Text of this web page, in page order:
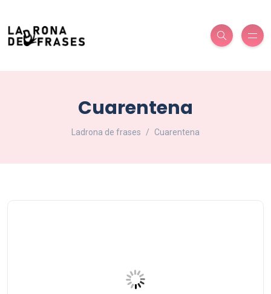
Cuarentena
Ladrona de frases Cuarentena